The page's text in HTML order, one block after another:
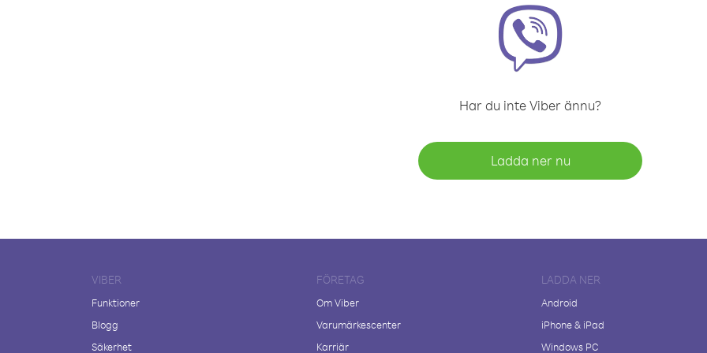
Har du inte Viber ännu?
Ladda ner nu
VIBER
Funktioner
Blogg
Säkerhet
FÖRETAG
Om Viber
Varumärkescenter
Karriär
LADDA NER
Android
iPhone & iPad
Windows PC